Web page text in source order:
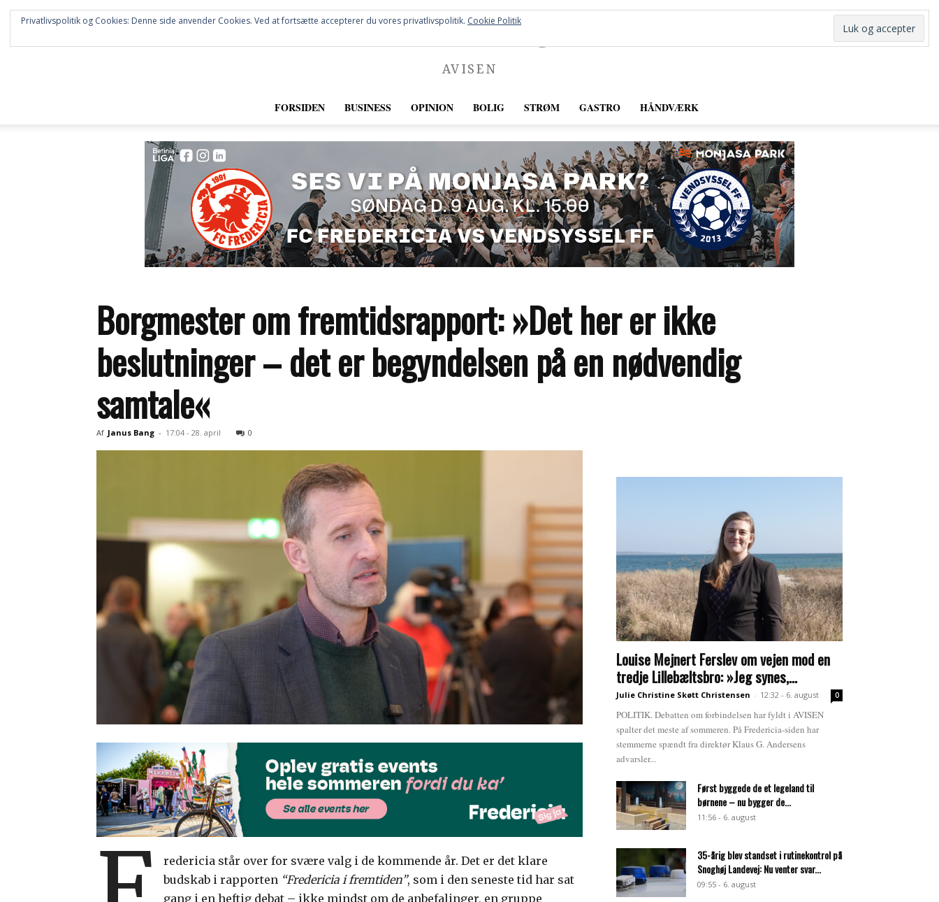
FREDERICIA
AVISEN
FORSIDEN BUSINESS OPINION BOLIG STRØM GASTRO HÅNDVÆRK
Borgmester om fremtidsrapport: »Det her er ikke
beslutninger – det er begyndelsen på en nødvendig
samtale«
Af Janus Bang - 17:04 - 28. april 0
redericia står over for svære valg i de kommende år. Det er det klare
budskab i rapporten “Fredericia i fremtiden”, som i den seneste tid har sat
gang i en heftig debat – ikke mindst om de anbefalinger, en gruppe
Louise Mejnert Ferslev om vejen mod en
tredje Lillebæltsbro: »Jeg synes,...
Julie Christine Skøtt Christensen - 12:32 - 6. august 0
POLITIK. Debatten om forbindelsen har fyldt i AVISEN
spalter det meste af sommeren. På Fredericia-siden har
stemmerne spændt fra direktør Klaus G. Andersens
advarsler...
Først byggede de et legeland til
børnene – nu bygger de...
11:56 - 6. august
35-årig blev standset i rutinekontrol på
Snoghøj Landevej: Nu venter svar...
09:55 - 6. august
Privatlivspolitik og Cookies: Denne side anvender Cookies. Ved at fortsætte accepterer du vores privatlivspolitik. Cookie Politik